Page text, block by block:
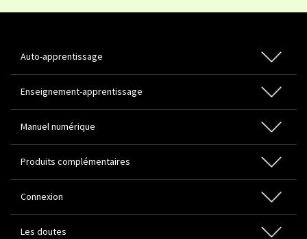
Auto-apprentissage
Portugais Langue Étrangère
Portugais Programme National
Enseignement-apprentissage
Enseignant adoptant
Enseignant non adoptant
Étudiants
Manuel numérique
Élèves avec manuel en papier
Élèves sans manuel en papier
Produits complémentaires
Dictionnaires scolaires
Oeuvres littéraires
Connexion
Accès
Les doutes